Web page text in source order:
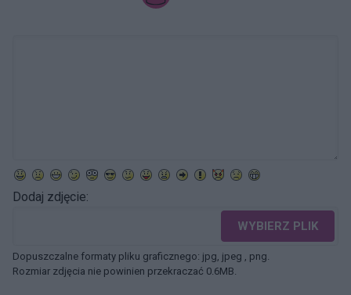
Dodaj zdjęcie:
WYBIERZ PLIK
Dopuszczalne formaty pliku graficznego: jpg, jpeg , png.
Rozmiar zdjęcia nie powinien przekraczać 0.6MB.